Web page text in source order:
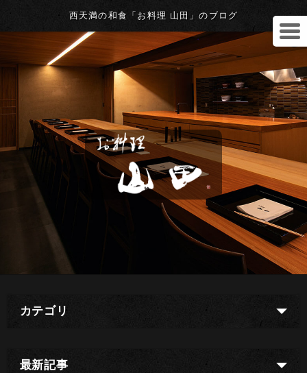
西天満の和食「お料理 山田」のブログ
カテゴリ
最新記事